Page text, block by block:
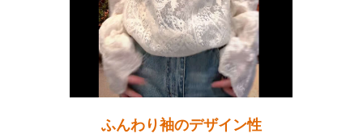
ふんわり袖のデザイン性